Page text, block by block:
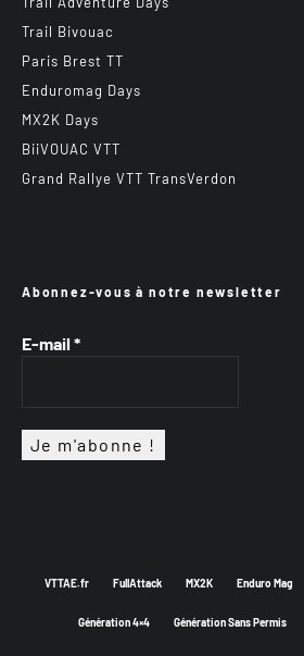
Trail Bivouac
Paris Brest TT
Enduromag Days
MX2K Days
BiiVOUAC VTT
Grand Rallye VTT TransVerdon
Abonnez-vous à notre newsletter
E-mail *
VTTAE.fr FullAttack MX2K Enduro Mag
Génération 4×4 Génération Sans Permis